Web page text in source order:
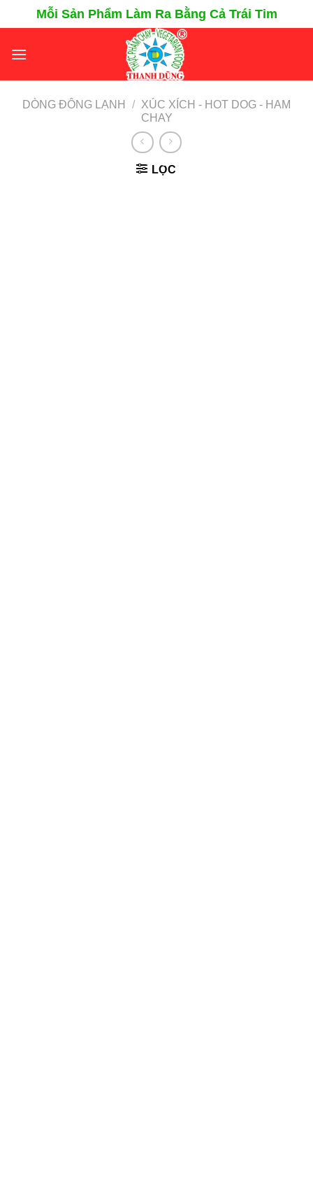
Chuyển
đến
dung
Mỗi Sản Phẩm Làm Ra Bằng Cả Trái Tim
DÒNG ĐÔNG LẠNH / XÚC XÍCH - HOT DOG - HAM
CHAY
LỌC